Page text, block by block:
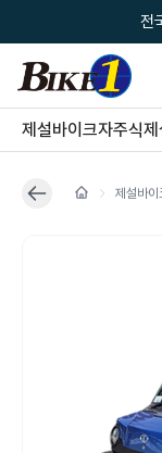
전
국내 1위
제설
전
'국내
제설바이크자주식제
제설바이